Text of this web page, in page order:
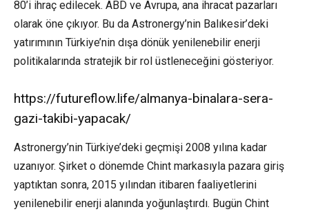
80’i ihraç edilecek. ABD ve Avrupa, ana ihracat pazarları
olarak öne çıkıyor. Bu da Astronergy’nin Balıkesir’deki
yatırımının Türkiye’nin dışa dönük yenilenebilir enerji
politikalarında stratejik bir rol üstleneceğini gösteriyor.
https://futureflow.life/almanya-binalara-sera-
gazi-takibi-yapacak/
Astronergy’nin Türkiye’deki geçmişi 2008 yılına kadar
uzanıyor. Şirket o dönemde Chint markasıyla pazara giriş
yaptıktan sonra, 2015 yılından itibaren faaliyetlerini
yenilenebilir enerji alanında yoğunlaştırdı. Bugün Chint